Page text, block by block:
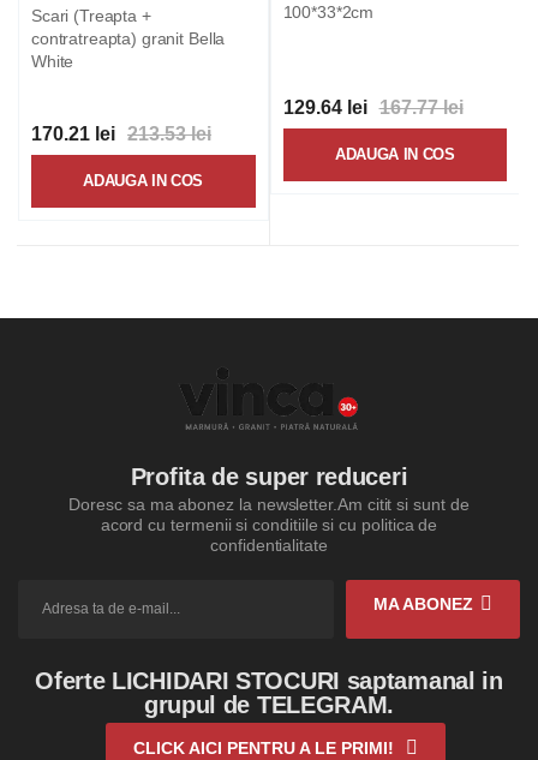
Scari (Treapta +
contratreapta) granit Bella
White
170.21 lei 213.53 lei
ADAUGA IN COS
100*33*2cm
129.64 lei 167.77 lei
ADAUGA IN COS
Profita de super reduceri
Doresc sa ma abonez la newsletter.Am citit si sunt de
acord cu termenii si conditiile si cu politica de
confidentialitate
MA ABONEZ
Oferte LICHIDARI STOCURI saptamanal in
grupul de TELEGRAM.
CLICK AICI PENTRU A LE PRIMI!